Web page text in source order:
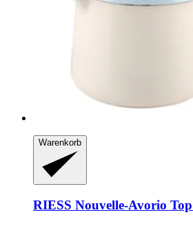
Warenkorb
RIESS Nouvelle-​Avorio